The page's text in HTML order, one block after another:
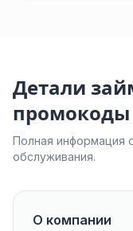
Детали
промокоды
Полная информация
обслуживания.
О компании